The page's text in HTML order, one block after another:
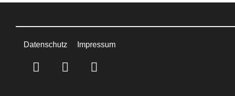
Datenschutz Impressum